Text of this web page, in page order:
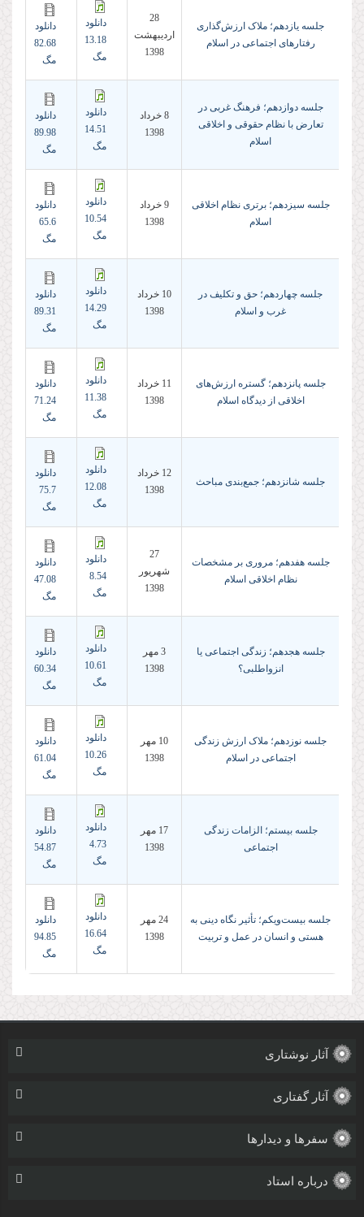
جلسه یازدهم؛ ملاک ارزش‌گذاری
رفتارهای اجتماعی در اسلام
28
ارديبهشت
1398
دانلود
13.18
مگ
دانلود
82.68
مگ
جلسه دوازدهم؛ فرهنگ غربی در
تعارض با نظام حقوقی و اخلاقی
اسلام
8 خرداد
1398
دانلود
14.51
مگ
دانلود
89.98
مگ
جلسه سیزدهم؛ برتری نظام اخلاقی
اسلام
9 خرداد
1398
دانلود
10.54
مگ
دانلود
65.6
مگ
جلسه چهاردهم؛ حق و تکلیف در
غرب و اسلام
10 خرداد
1398
دانلود
14.29
مگ
دانلود
89.31
مگ
جلسه پانزدهم؛ گستره ارزش‌های
اخلاقی از دیدگاه اسلام
11 خرداد
1398
دانلود
11.38
مگ
دانلود
71.24
مگ
جلسه شانزدهم؛ جمع‌بندی مباحث
12 خرداد
1398
دانلود
12.08
مگ
دانلود
75.7
مگ
جلسه هفدهم؛ مروری بر مشخصات
نظام اخلاقی اسلام
27
شهريور
1398
دانلود
8.54
مگ
دانلود
47.08
مگ
جلسه هجدهم؛ زندگی اجتماعی یا
انزواطلبی؟
3 مهر
1398
دانلود
10.61
مگ
دانلود
60.34
مگ
جلسه نوزدهم؛ ملاک ارزش‌ زندگی
اجتماعی در اسلام
10 مهر
1398
دانلود
10.26
مگ
دانلود
61.04
مگ
جلسه بیستم؛ الزامات زندگی
اجتماعی
17 مهر
1398
دانلود
4.73
مگ
دانلود
54.87
مگ
جلسه بیست‌ویکم؛ تأثیر نگاه دینی به
هستی و انسان در عمل و تربیت
24 مهر
1398
دانلود
16.64
مگ
دانلود
94.85
مگ
آثار نوشتاری
آثار گفتاری
سفرها و دیدارها
درباره استاد